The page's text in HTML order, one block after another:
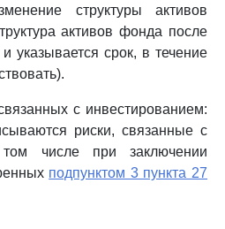
структуры активов
активов фонда после
указывается срок, в течение
с инвестированием:
риски, связанные с
числе при заключении
подпунктом 3 пункта 27